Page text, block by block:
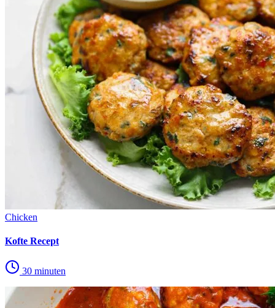
Chicken
Kofte Recept
30 minuten